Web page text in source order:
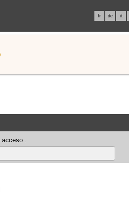
fr de it
acceso :